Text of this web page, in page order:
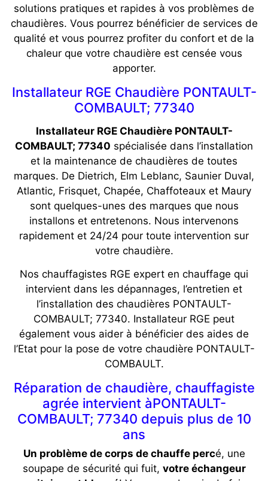
solutions pratiques et rapides à vos problèmes de
chaudières. Vous pourrez bénéficier de services de
qualité et vous pourrez profiter du confort et de la
chaleur que votre chaudière est censée vous
apporter.
Installateur RGE Chaudière PONTAULT-
COMBAULT; 77340
Installateur RGE Chaudière PONTAULT-
COMBAULT; 77340 spécialisée dans l’installation
et la maintenance de chaudières de toutes
marques. De Dietrich, Elm Leblanc, Saunier Duval,
Atlantic, Frisquet, Chapée, Chaffoteaux et Maury
sont quelques-unes des marques que nous
installons et entretenons. Nous intervenons
rapidement et 24/24 pour toute intervention sur
votre chaudière.
Nos chauffagistes RGE expert en chauffage qui
intervient dans les dépannages, l’entretien et
l’installation des chaudières PONTAULT-
COMBAULT; 77340. Installateur RGE peut
également vous aider à bénéficier des aides de
l’Etat pour la pose de votre chaudière PONTAULT-
COMBAULT.
Réparation de chaudière, chauffagiste
agrée intervient àPONTAULT-
COMBAULT; 77340 depuis plus de 10
ans
Un problème de corps de chauffe percé, une
soupape de sécurité qui fuit, votre échangeur